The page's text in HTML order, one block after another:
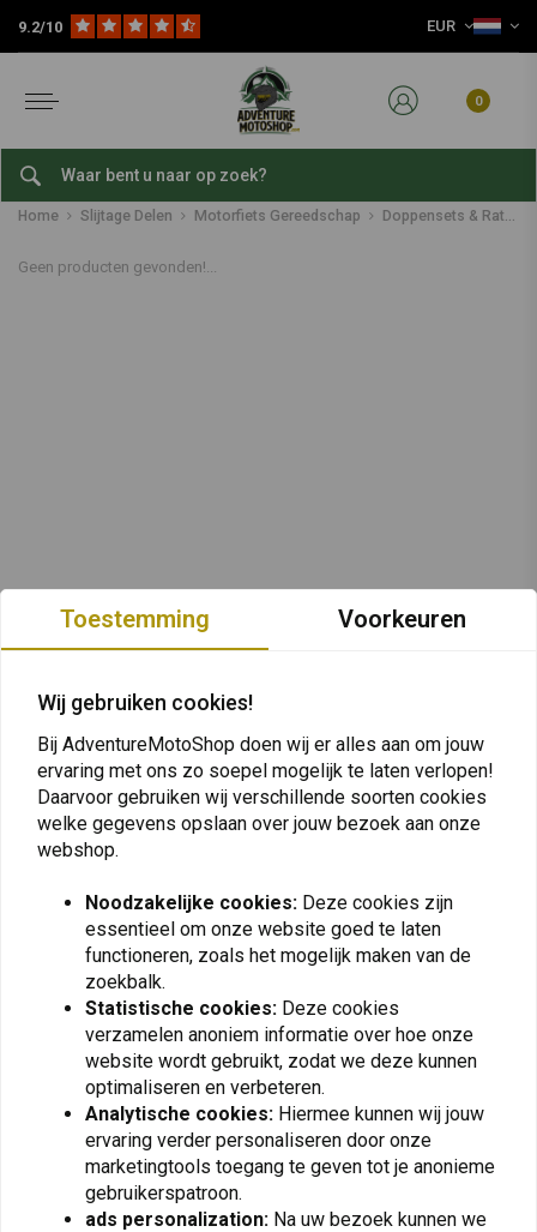
9.2/10 EUR
0
Doppensets & Ratels
Home Slijtage Delen Motorfiets Gereedschap Doppensets & Ratels
Geen producten gevonden!...
Op de hoogte blijven + 5% korting?
Abonneer
Toestemming Voorkeuren
Wij gebruiken cookies!
Bij AdventureMotoShop doen wij er alles aan om jouw
ervaring met ons zo soepel mogelijk te laten verlopen!
Daarvoor gebruiken wij verschillende soorten cookies
welke gegevens opslaan over jouw bezoek aan onze
webshop.
Noodzakelijke cookies: Deze cookies zijn
essentieel om onze website goed te laten
functioneren, zoals het mogelijk maken van de
zoekbalk.
Statistische cookies: Deze cookies
verzamelen anoniem informatie over hoe onze
website wordt gebruikt, zodat we deze kunnen
optimaliseren en verbeteren.
Analytische cookies: Hiermee kunnen wij jouw
ervaring verder personaliseren door onze
marketingtools toegang te geven tot je anonieme
gebruikerspatroon.
ads personalization: Na uw bezoek kunnen we